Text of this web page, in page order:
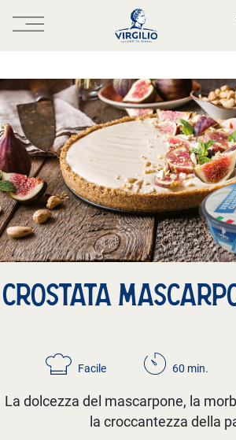
CROSTATA
Facile 60 min.
La dolcezza del mascarpone, la
la croccantezza della